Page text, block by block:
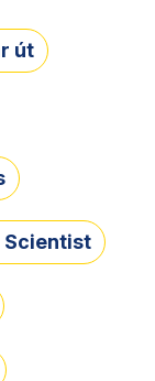
út
Scientist